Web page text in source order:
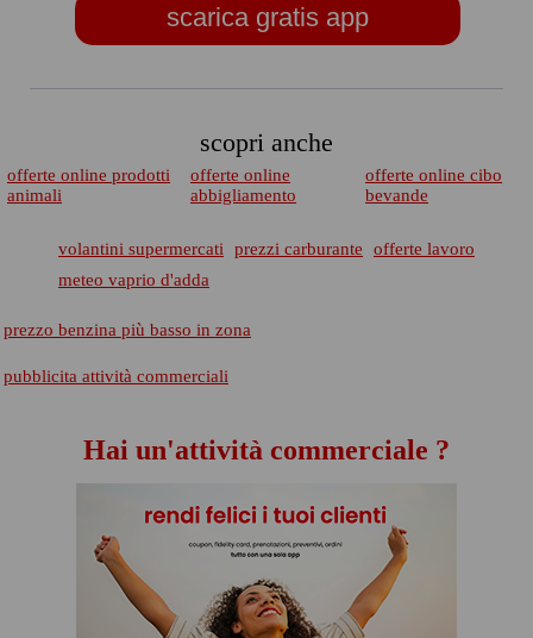
scarica gratis app
scopri anche
offerte online prodotti
animali
offerte online
abbigliamento
offerte online cibo
bevande
volantini supermercati prezzi carburante
offerte lavoro
meteo vaprio d'adda
prezzo benzina più basso in zona
pubblicita attività commerciali
Hai un'attività commerciale ?